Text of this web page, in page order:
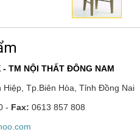
- TM NỘI THẤT ĐÔNG NAM
Hiệp, Tp.Biên Hòa, Tỉnh Đồng Nai
- Fax: 0613 857 808